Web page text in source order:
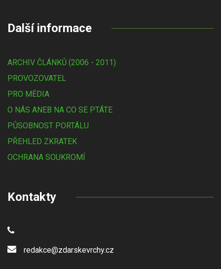
Další informace
ARCHIV ČLÁNKŮ (2006 - 2011)
PROVOZOVATEL
PRO MÉDIA
O NÁS ANEB NA CO SE PTÁTE
PŮSOBNOST PORTÁLU
PŘEHLED ZKRATEK
OCHRANA SOUKROMÍ
Kontakty
redakce@zdarskevrchy.cz